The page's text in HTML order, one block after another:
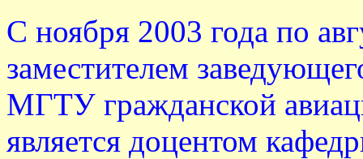
С ноября 2003 года по
заместителем
МГТУ гражданской
является доцентом